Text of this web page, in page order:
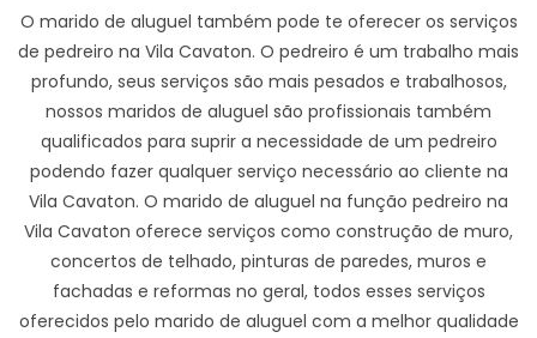
O marido de aluguel também pode te oferecer os serviços
de pedreiro na Vila Cavaton. O pedreiro é um trabalho mais
profundo, seus serviços são mais pesados e trabalhosos,
nossos maridos de aluguel são profissionais também
qualificados para suprir a necessidade de um pedreiro
podendo fazer qualquer serviço necessário ao cliente na
Vila Cavaton. O marido de aluguel na função pedreiro na
Vila Cavaton oferece serviços como construção de muro,
concertos de telhado, pinturas de paredes, muros e
fachadas e reformas no geral, todos esses serviços
oferecidos pelo marido de aluguel com a melhor qualidade